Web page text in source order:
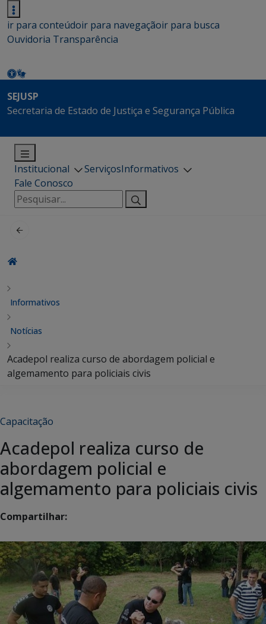
ir para conteúdoir para navegaçãoir para busca
Ouvidoria Transparência
SEJUSP
Secretaria de Estado de Justiça e Segurança Pública
Institucional ServiçosInformativos
Fale Conosco
Pesquisar
por:
Informativos
Notícias
Acadepol realiza curso de abordagem policial e
algemamento para policiais civis
Capacitação
Acadepol realiza curso de
abordagem policial e
algemamento para policiais civis
Compartilhar: